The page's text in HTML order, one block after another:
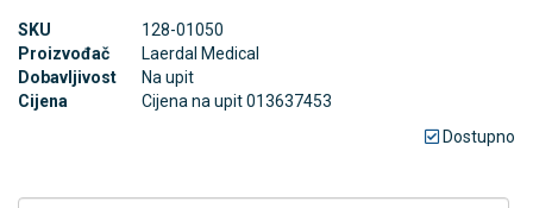
SKU
128-01050
Proizvođač
Laerdal Medical
Dobavljivost
Na upit
Cijena
Cijena na upit 013637453
Dostupno